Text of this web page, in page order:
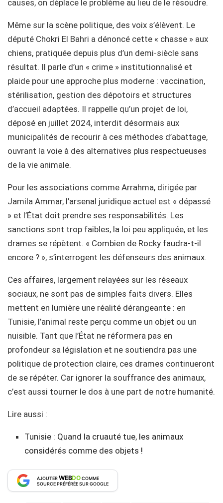
causes, on déplace le problème au lieu de le résoudre.
Même sur la scène politique, des voix s’élèvent. Le
député Chokri El Bahri a dénoncé cette « chasse » aux
chiens, pratiquée depuis plus d’un demi-siècle sans
résultat. Il parle d’un « crime » institutionnalisé et
plaide pour une approche plus moderne : vaccination,
stérilisation, gestion des dépotoirs et structures
d’accueil adaptées. Il rappelle qu’un projet de loi,
déposé en juillet 2024, interdit désormais aux
municipalités de recourir à ces méthodes d’abattage,
ouvrant la voie à des alternatives plus respectueuses
de la vie animale.
Pour les associations comme Arrahma, dirigée par
Jamila Ammar, l’arsenal juridique actuel est « dépassé
» et l’État doit prendre ses responsabilités. Les
sanctions sont trop faibles, la loi peu appliquée, et les
drames se répètent. « Combien de Rocky faudra-t-il
encore ? », s’interrogent les défenseurs des animaux.
Ces affaires, largement relayées sur les réseaux
sociaux, ne sont pas de simples faits divers. Elles
mettent en lumière une réalité dérangeante : en
Tunisie, l’animal reste perçu comme un objet ou un
nuisible. Tant que l’État ne réformera pas en
profondeur sa législation et ne soutiendra pas une
politique de protection claire, ces drames continueront
de se répéter. Car ignorer la souffrance des animaux,
c’est aussi tourner le dos à une part de notre humanité.
Lire aussi :
Tunisie : Quand la cruauté tue, les animaux
considérés comme des objets !
AJOUTERWEBDOCOMME
SOURCE PRÉFÉRÉE SUR GOOGLE